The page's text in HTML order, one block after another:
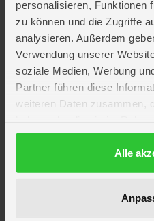
personalisieren, Funktionen
zu können und die Zugriffe
analysieren. Außerdem
Verwendung unserer
soziale Medien, Werbung
Partner führen diese
weiteren Daten zusammen,
gesammelt haben.
Datenschutzerklärung
Alle
Kein Angebot
Zum Newsletter
Neuheiten,